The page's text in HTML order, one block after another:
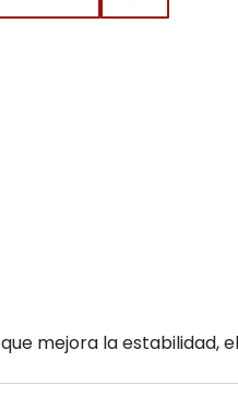
mejora la estabilidad,